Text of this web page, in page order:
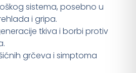
sistema, posebno u
i gripa.
tkiva i borbi protiv
grčeva i simptoma